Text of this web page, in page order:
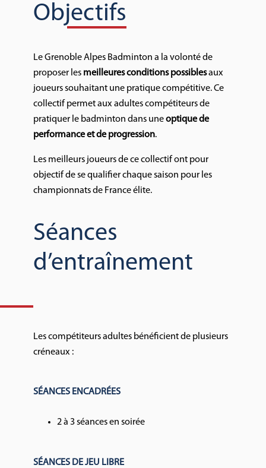
Objectifs
Le Grenoble Alpes Badminton a la volonté de
proposer les meilleures conditions possiblesaux
joueurs souhaitant une pratique compétitive. Ce
collectif permet aux adultes compétiteurs de
pratiquer le badminton dans uneoptique de
performance et de progression.
Les meilleurs joueurs de ce collectif ont pour
objectif de se qualifier chaque saison pour les
championnats de France élite.
Séances
d’entraînement
Les compétiteurs adultes bénéficient de plusieurs
créneaux :
SÉANCES ENCADRÉES
2 à 3 séances en soirée
SÉANCES DE JEU LIBRE